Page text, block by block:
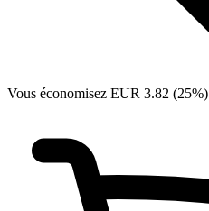
Vous économisez EUR 3.82 (25%)